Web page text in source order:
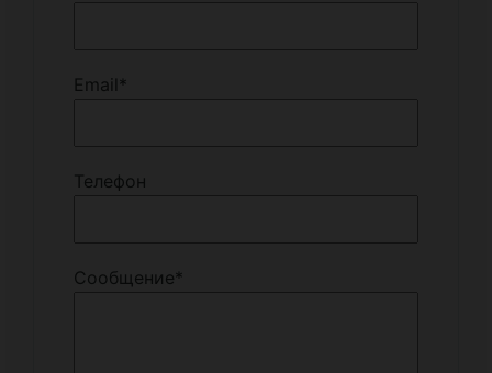
Email *
Телефон
Сообщение*